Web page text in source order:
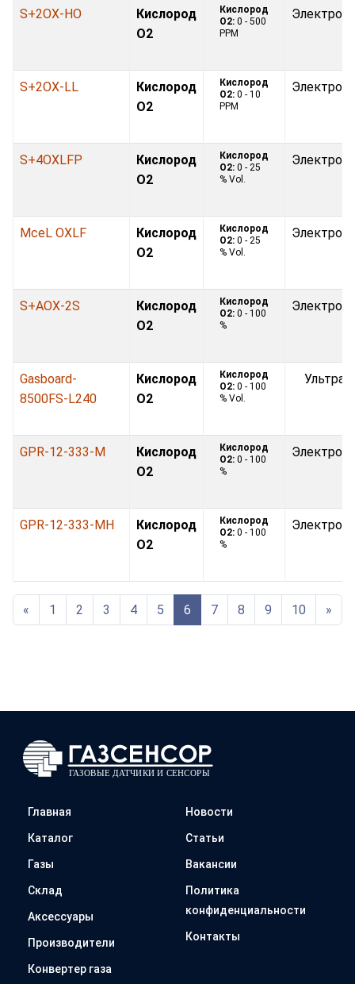
S+2OX-HO
Кислород
O2
Кислород
O2: 0 - 500
PPM
S+2OX-LL
Кислород
O2
Кислород
O2: 0 - 10
PPM
S+4OXLFP
Кислород
O2
Кислород
O2: 0 - 25
% Vol.
MceL OXLF
Кислород
O2
Кислород
O2: 0 - 25
% Vol.
S+AOX-2S
Кислород
O2
Кислород
O2: 0 - 100
%
Gasboard-
8500FS-L240
Кислород
O2
Кислород
O2: 0 - 100
% Vol.
GPR-12-333-M
Кислород
O2
Кислород
O2: 0 - 100
%
GPR-12-333-MH
Кислород
O2
Кислород
O2: 0 - 100
%
« 1 2 3 4 5 6 7 8 9 10 »
Главная
Каталог
Газы
Склад
Аксессуары
Производители
Конвертер газа
Новости
Статьи
Вакансии
Политика
конфиденциальности
Контакты